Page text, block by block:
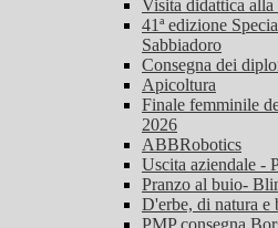
Visita didattica alla
41ª edizione
Sabbiadoro
Consegna dei
Apicoltura
Finale femminile
2026
ABBRobotics
Uscita aziendale -
Pranzo al buio-
D'erbe, di natura e